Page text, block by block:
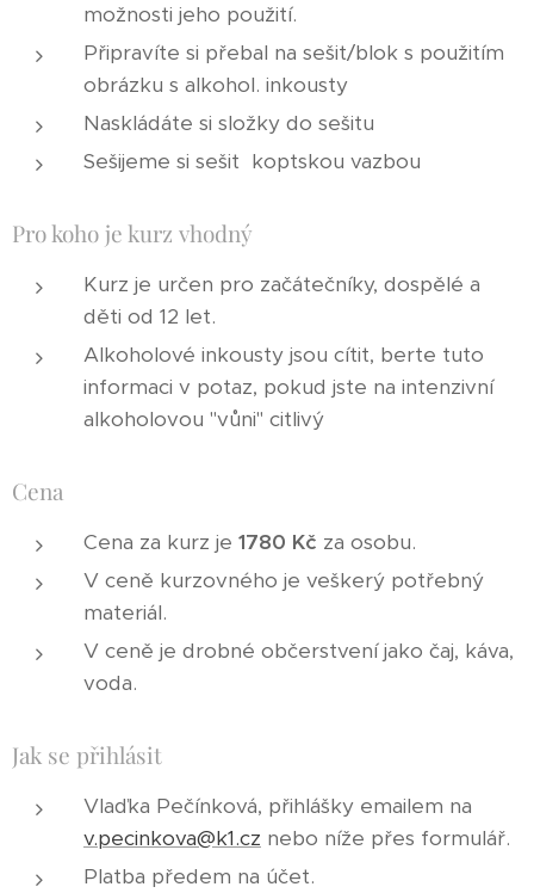
možnosti jeho použití.
Připravíte si přebal na sešit/blok s použitím
obrázku s alkohol. inkousty
Naskládáte si složky do sešitu
Sešijeme si sešit koptskou vazbou
Pro koho je kurz vhodný
Kurz je určen pro začátečníky, dospělé a
děti od 12 let.
Alkoholové inkousty jsou cítit, berte tuto
informaci v potaz, pokud jste na intenzivní
alkoholovou "vůni" citlivý
Cena
Cena za kurz je 1780 Kč za osobu.
V ceně kurzovného je veškerý potřebný
materiál.
V ceně je drobné občerstvení jako čaj, káva,
voda.
Jak se přihlásit
Vlaďka Pečínková, přihlášky emailem na
v.pecinkova@k1.cz nebo níže přes formulář.
Platba předem na účet.